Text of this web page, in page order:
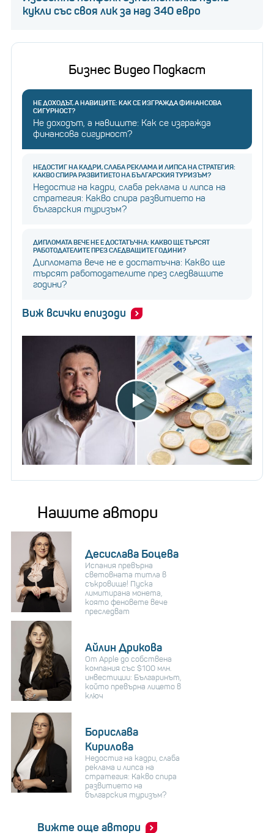
кукли със своя лик за над 340 евро
Бизнес Видео Подкаст
НЕ ДОХОДЪТ, А НАВИЦИТЕ: КАК СЕ ИЗГРАЖДА ФИНАНСОВА
СИГУРНОСТ?
Не доходът, а навиците: Как се изгражда
финансова сигурност?
НЕДОСТИГ НА КАДРИ, СЛАБА РЕКЛАМА И ЛИПСА НА СТРАТЕГИЯ:
КАКВО СПИРА РАЗВИТИЕТО НА БЪЛГАРСКИЯ ТУРИЗЪМ?
Недостиг на кадри, слаба реклама и липса на
стратегия: Какво спира развитието на
българския туризъм?
ДИПЛОМАТА ВЕЧЕ НЕ Е ДОСТАТЪЧНА: КАКВО ЩЕ ТЪРСЯТ
РАБОТОДАТЕЛИТЕ ПРЕЗ СЛЕДВАЩИТЕ ГОДИНИ?
Дипломата вече не е достатъчна: Какво ще
търсят работодателите през следващите
години?
Виж всички епизоди
Нашите автори
Десислава Боцева
Испания превърна
световната титла в
съкровище! Пуска
лимитирана монета,
която феновете вече
преследват
Айлин Дрикова
От Apple до собствена
компания със $100 млн.
инвестиции: Българинът,
който превърна лицето в
ключ
Борислава
Кирилова
Недостиг на кадри, слаба
реклама и липса на
стратегия: Какво спира
развитието на
българския туризъм?
Вижте още автори